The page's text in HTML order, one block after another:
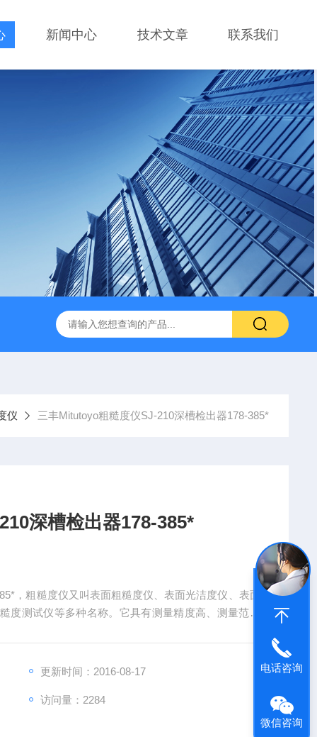
新闻中心 技术文章 联系我们
深圳代理日本PEACOCK孔雀杠杆型百分表207 供应日本
仪 三丰Mitutoyo粗糙度仪SJ-210深槽检出器178-385*
深槽检出器178-385*
，粗糙度仪又叫表面粗糙度仪、表面光洁度仪、表面
度测试仪等多种名称。它具有测量精度高、测量范围
更新时间：2016-08-17
访问量：2284
电话咨询
微信咨询